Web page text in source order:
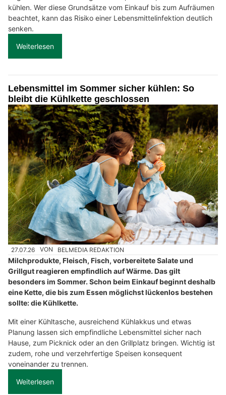
kühlen. Wer diese Grundsätze vom Einkauf bis zum Aufräumen
beachtet, kann das Risiko einer Lebensmittelinfektion deutlich
senken.
Weiterlesen
Lebensmittel im Sommer sicher kühlen: So
bleibt die Kühlkette geschlossen
27.07.26 VON BELMEDIA REDAKTION
Milchprodukte, Fleisch, Fisch, vorbereitete Salate und
Grillgut reagieren empfindlich auf Wärme. Das gilt
besonders im Sommer. Schon beim Einkauf beginnt deshalb
eine Kette, die bis zum Essen möglichst lückenlos bestehen
sollte: die Kühlkette.
Mit einer Kühltasche, ausreichend Kühlakkus und etwas
Planung lassen sich empfindliche Lebensmittel sicher nach
Hause, zum Picknick oder an den Grillplatz bringen. Wichtig ist
zudem, rohe und verzehrfertige Speisen konsequent
voneinander zu trennen.
Weiterlesen